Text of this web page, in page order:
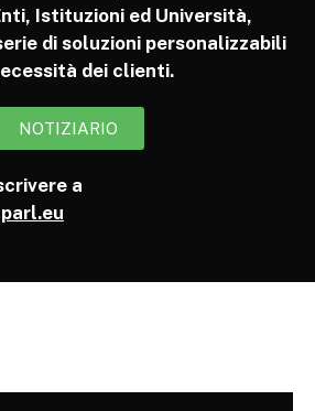
Istituzioni ed Università,
di soluzioni personalizzabili
dei clienti.
NOTIZIARIO
a